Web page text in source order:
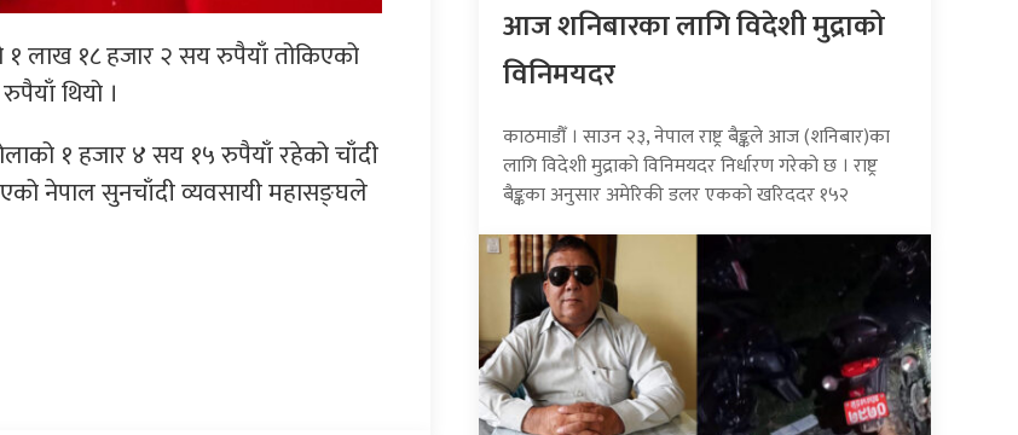
लाख १८ हजार २ सय रुपैयाँ तोकिएको
थियो ।
१ हजार ४ सय १५ रुपैयाँ रहेको चाँदी
नेपाल सुनचाँदी व्यवसायी महासङ्घले
आज शनिबारका लागि विदेशी मुद्राको
विनिमयदर
काठमाडौँ । साउन २३, नेपाल राष्ट्र बैङ्कले आज (शनिबार)का
लागि विदेशी मुद्राको विनिमयदर निर्धारण गरेको छ । राष्ट्र
बैङ्कका अनुसार अमेरिकी डलर एकको खरिददर १५२